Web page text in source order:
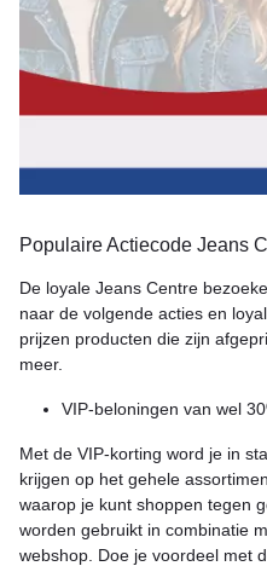
Populaire Actiecode Jeans
De loyale Jeans Centre
naar de volgende acties en
prijzen producten die zijn
meer.
VIP-beloningen van wel
Met de VIP-korting word je in
krijgen op het gehele
waarop je kunt shoppen tegen
worden gebruikt in combinatie
webshop. Doe je voordeel met